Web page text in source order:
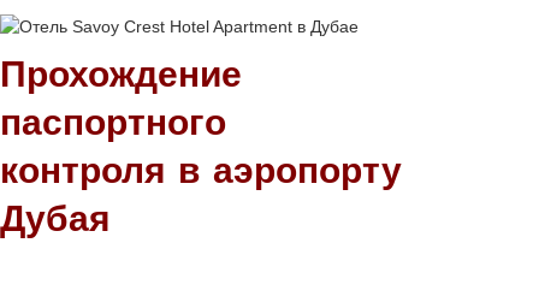
Прохождение
паспортного
контроля в аэропорту
Дубая